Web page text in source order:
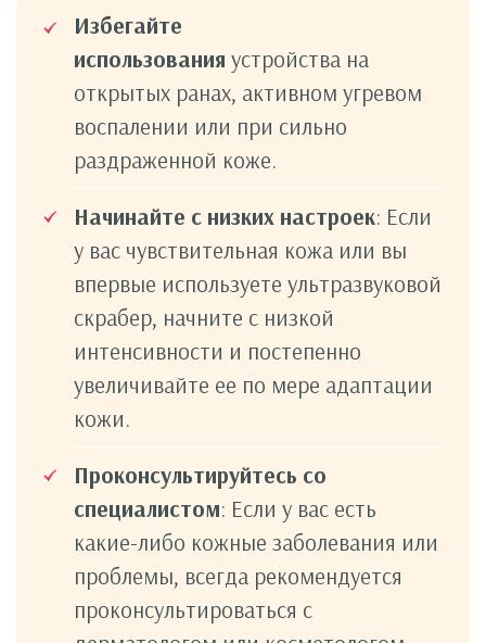
Избегайте
использования устройства на
открытых ранах, активном угревом
воспалении или при сильно
раздраженной коже.
Начинайте с низких настроек: Если
у вас чувствительная кожа или вы
впервые используете ультразвуковой
скрабер, начните с низкой
интенсивности и постепенно
увеличивайте ее по мере адаптации
кожи.
Проконсультируйтесь со
специалистом: Если у вас есть
какие-либо кожные заболевания или
проблемы, всегда рекомендуется
проконсультироваться с